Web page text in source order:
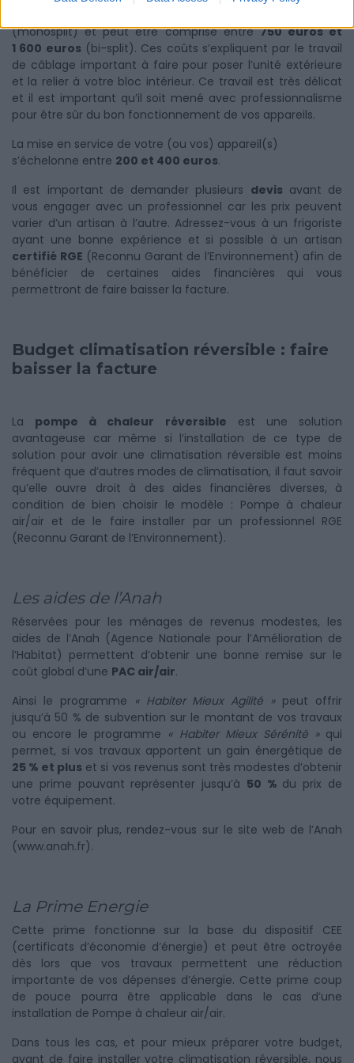
(monosplit) et peut être comprise entre750 euros et
1 600 euros (bi-split). Ces coûts s’expliquent par le travail
de câblage important à faire pour poser l’unité extérieure
et la relier à votre bloc intérieur. Ce travail est très délicat
et il est important qu’il soit mené avec professionnalisme
pour être sûr du bon fonctionnement de vos appareils.
La mise en service de votre (ou vos) appareil(s)
s’échelonne entre 200 et 400 euros.
Il est important de demander plusieurs devis avant de
vous engager avec un professionnel car les prix peuvent
varier d’un artisan à l’autre. Adressez-vous à un frigoriste
ayant une bonne expérience et si possible à un artisan
certifié RGE (Reconnu Garant de l’Environnement) afin de
bénéficier de certaines aides financières qui vous
permettront de faire baisser la facture.
Budget climatisation réversible : faire
baisser la facture
La pompe à chaleur réversible est une solution
avantageuse car même si l’installation de ce type de
solution pour avoir une climatisation réversible est moins
fréquent que d’autres modes de climatisation, il faut savoir
qu’elle ouvre droit à des aides financières diverses, à
condition de bien choisir le modèle : Pompe à chaleur
air/air et de le faire installer par un professionnel RGE
(Reconnu Garant de l’Environnement).
Les aides de l’Anah
Réservées pour les ménages de revenus modestes, les
aides de l’Anah (Agence Nationale pour l’Amélioration de
l’Habitat) permettent d’obtenir une bonne remise sur le
coût global d’une PAC air/air.
Ainsi le programme « Habiter Mieux Agilité »peut offrir
jusqu’à 50 % de subvention sur le montant de vos travaux
ou encore le programme « Habiter Mieux Sérénité »qui
permet, si vos travaux apportent un gain énergétique de
25 % et plus et si vos revenus sont très modestes d’obtenir
une prime pouvant représenter jusqu’à 50 % du prix de
votre équipement.
Pour en savoir plus, rendez-vous sur le site web de l’Anah
(www.anah.fr).
La Prime Energie
Cette prime fonctionne sur la base du dispositif CEE
(certificats d’économie d’énergie) et peut être octroyée
dès lors que vos travaux permettent une réduction
importante de vos dépenses d’énergie. Cette prime coup
de pouce pourra être applicable dans le cas d’une
installation de Pompe à chaleur air/air.
Dans tous les cas, et pour mieux préparer votre budget,
avant de faire installer votre climatisation réversible, nous